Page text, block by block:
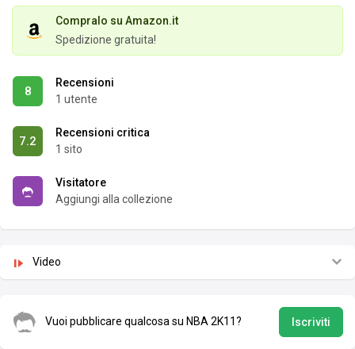
Compralo su Amazon.it
Spedizione gratuita!
8
Recensioni
1 utente
7.2
Recensioni critica
1 sito
Visitatore
Aggiungi alla collezione
Video
Vuoi pubblicare qualcosa su NBA 2K11? Iscriviti